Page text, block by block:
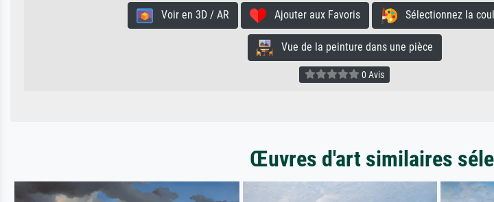
Voir en 3D / AR Ajouter aux Favoris Sélectionnez la
Vue de la peinture dans une pièce
0 Avis
Œuvres d'art similaires